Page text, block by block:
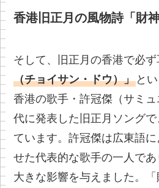
香港旧正月の風物詩「財神
そして、旧正月の香港で必
（チョイサン・ドウ）」 と
香港の歌手・許冠傑（サミ
代に発表した旧正月ソング
ています。許冠傑は広東語
せた代表的な歌手の一人で
大きな影響を与えました。